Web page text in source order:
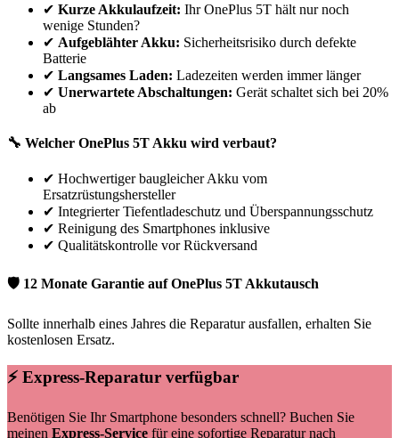
✔ Kurze Akkulaufzeit: IhrOnePlus 5T hält nur noch
wenige Stunden?
✔ Aufgeblähter Akku: Sicherheitsrisiko durch defekte
Batterie
✔ Langsames Laden: Ladezeiten werden immer länger
✔ Unerwartete Abschaltungen: Gerät schaltet sich bei 20%
ab
🔧 Welcher OnePlus 5T Akku wird verbaut?
✔ Hochwertiger baugleicher Akku vom
Ersatzrüstungshersteller
✔ Integrierter Tiefentladeschutz und Überspannungsschutz
✔ Reinigung des Smartphones inklusive
✔ Qualitätskontrolle vor Rückversand
🛡 12 Monate Garantie aufOnePlus 5T Akkutausch
Sollte innerhalb eines Jahres die Reparatur ausfallen, erhalten Sie
kostenlosen Ersatz.
⚡ Express-Reparatur verfügbar
Benötigen Sie Ihr Smartphone besonders schnell? Buchen Sie
meinen Express-Service für eine sofortige Reparatur nach